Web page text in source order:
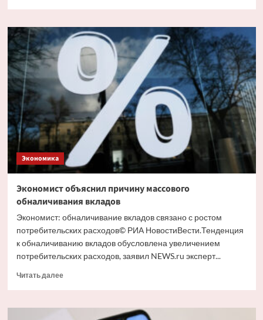
Путин
и
Костин
кредитование
крупных
проектов
Экономика
Экономист объяснил причину массового
обналичивания вкладов
Экономист: обналичивание вкладов связано с ростом
потребительских расходов© РИА НовостиВести.Тенденция
к обналичиванию вкладов обусловлена увеличением
потребительских расходов, заявил NEWS.ru эксперт...
Читать далееПрочитать
Экономист
объяснил